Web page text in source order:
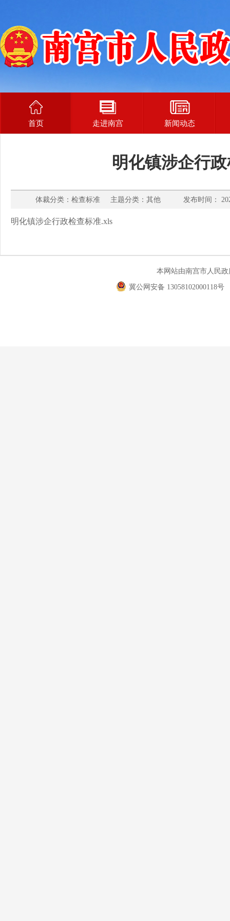
首页 走进南宫 新闻动态
明化镇涉企行
体裁分类：检查标准 主题分类：其他 发布时间：
明化镇涉企行政检查标准.xls
本网站由南宫市人民
冀公网安备 13058102000118号